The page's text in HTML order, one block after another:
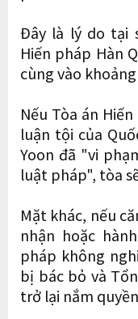
Đây là lý do tại
Hiến pháp Hàn
cùng vào
Nếu Tòa án
luận tội của
Yoon đã "vi
luật pháp", tòa
Mặt khác, nếu
nhận hoặc
pháp không
bị bác bỏ và
trở lại nắm